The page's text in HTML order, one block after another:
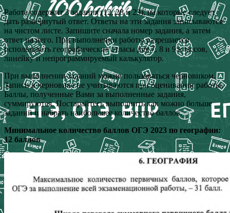
Работа содержит 3 задания (12, 28 и 29), на которые следует
дать развёрнутый ответ. Ответы на эти задания записываются
на чистом листе. Запишите сначала номер задания, а затем
ответ на него. При выполнении работы разрешается
использовать географические атласы для 7, 8 и 9 классов,
линейку и непрограммируемый калькулятор.
При выполнении заданий можно пользоваться черновиком.
Записи в черновике не учитываются при оценивании работы.
Баллы, полученные Вами за выполненные задания,
суммируются. Постарайтесь выполнить как можно больше
заданий и набрать наибольшее количество баллов.
Минимальное количество баллов ОГЭ 2023 по географии:
12 баллов